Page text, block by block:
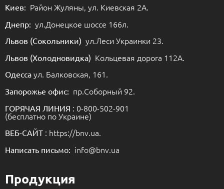
Киев: Район Жуляны, ул. Киевская 2А.
Днепр: ул.Донецкое шоссе 166л.
Львов (Сокольники) ул.Леси Украинки 23.
Львов (Холодновидка) Кольцевая дорога 112А.
Одесса ул. Балковская, 161.
Запорожье офис: пр.Соборный 92.
ГОРЯЧАЯ ЛИНИЯ : 0-800-502-901
(бесплатно по Украине)
ВЕБ-САЙТ : https://bnv.ua.
Написать письмо: info@bnv.ua
Продукция